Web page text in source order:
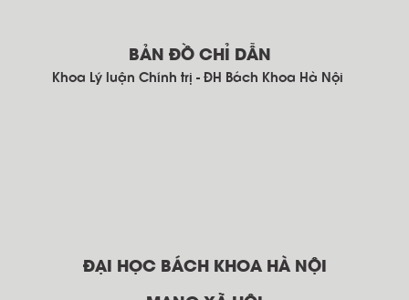
BẢN ĐỒ CHỈ DẪN
Khoa Lý luận Chính trị - ĐH Bách Khoa Hà Nội
ĐẠI HỌC BÁCH KHOA HÀ NỘI